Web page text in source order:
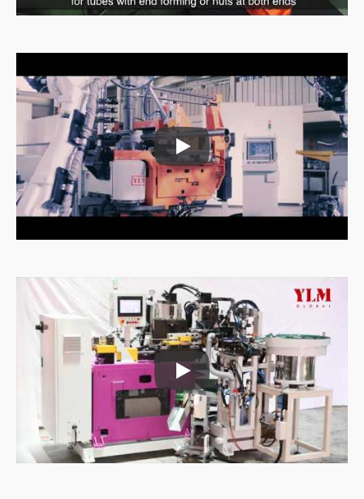
Célula de Trabalho de Dobra
Célula de Trabalho de Dobra